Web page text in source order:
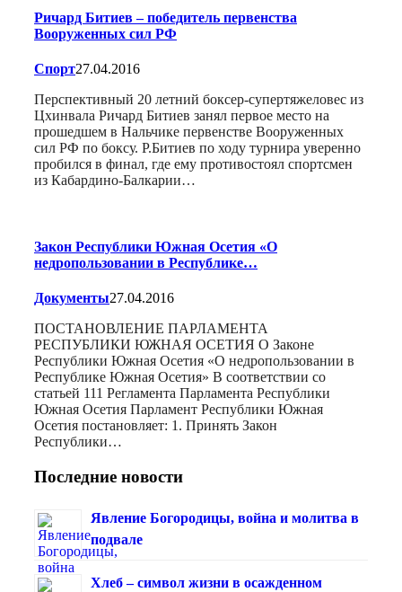
Ричард Битиев – победитель первенства
Вооруженных сил РФ
Спорт27.04.2016
Перспективный 20 летний боксер-супертяжеловес из
Цхинвала Ричард Битиев занял первое место на
прошедшем в Нальчике первенстве Вооруженных
сил РФ по боксу. Р.Битиев по ходу турнира уверенно
пробился в финал, где ему противостоял спортсмен
из Кабардино-Балкарии…
Закон Республики Южная Осетия «О
недропользовании в Республике…
Документы27.04.2016
ПОСТАНОВЛЕНИЕ ПАРЛАМЕНТА
РЕСПУБЛИКИ ЮЖНАЯ ОСЕТИЯ О Законе
Республики Южная Осетия «О недропользовании в
Республике Южная Осетия» В соответствии со
статьей 111 Регламента Парламента Республики
Южная Осетия Парламент Республики Южная
Осетия постановляет: 1. Принять Закон
Республики…
Последние новости
Явление Богородицы, война и молитва в
подвале
Хлеб – символ жизни в осажденном